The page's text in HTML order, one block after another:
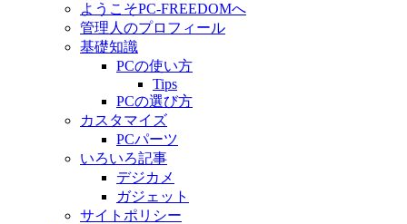
ようこそPC-FREEDOMへ
管理人のプロフィール
基礎知識
PCの使い方
Tips
PCの選び方
カスタマイズ
PCパーツ
いろいろ記事
デジカメ
ガジェット
サイトポリシー